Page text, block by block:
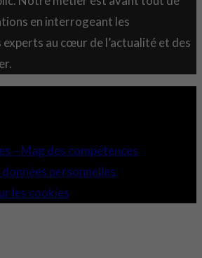
en interrogeant les
au cœur de l’actualité et des
– Mag des compétences
personnelles
les cookies